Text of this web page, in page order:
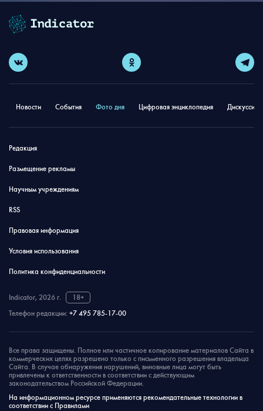
Новости События Фото дня Цифровая энциклопедия
Редакция
Размещение рекламы
Научным учреждениям
RSS
Правовая информация
Условия использования
Политика конфиденциальности
Indicator, 2026 г.
18+
Телефон редакции: +7 495 785-17-00
Все права защищены. Полное или частичное копирование материалов Сайта в
коммерческих целях разрешено только с письменного разрешения владельца
Сайта. В случае обнаружения нарушений, виновные лица могут быть
привлечены к ответственности в соответствии с действующим
законодательством Российской Федерации.
На информационном ресурсе применяются рекомендательные технологии в
соответствии с Правилами